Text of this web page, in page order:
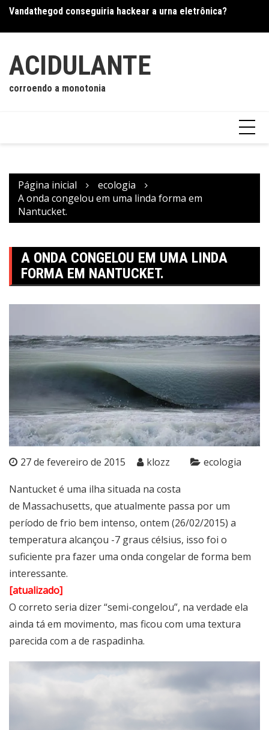
o
Vandathegod conseguiria hackear a urna eletrônica?
Os mistérios da visão remota
ACIDULANTE
corroendo a monotonia
Página inicial
ecologia
A onda congelou em uma linda forma em
Nantucket.
A ONDA CONGELOU EM UMA LINDA
FORMA EM NANTUCKET.
27 de fevereiro de 2015 klozz ecologia
Nantucket é uma ilha situada na costa
de Massachusetts, que atualmente passa por um
período de frio bem intenso, ontem (26/02/2015) a
temperatura alcançou -7 graus célsius, isso foi o
suficiente pra fazer uma onda congelar de forma bem
interessante.
[atualizado]
O correto seria dizer “semi-congelou”, na verdade ela
ainda tá em movimento, mas ficou com uma textura
parecida com a de raspadinha.